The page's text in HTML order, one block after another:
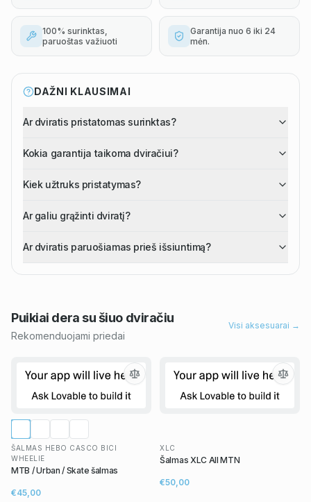
100% surinktas,
paruoštas važiuoti
Garantija nuo 6 iki 24
mėn.
DAŽNI KLAUSIMAI
Ar dviratis pristatomas surinktas?
Kokia garantija taikoma dviračiui?
Kiek užtruks pristatymas?
Ar galiu grąžinti dviratį?
Ar dviratis paruošiamas prieš išsiuntimą?
Puikiai dera su šiuo dviračiu
Rekomenduojami priedai
Visi aksesuarai →
ŠALMAS HEBO CASCO BICI
WHEELIE
MTB / Urban / Skate šalmas
€45,00
XLC
Šalmas XLC All MTN
€50,00